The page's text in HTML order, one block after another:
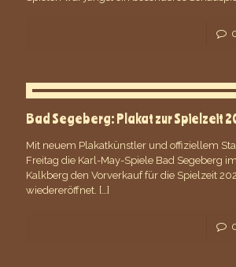
Bad Segeberg: Plakat zur Spielzeit
Mit neuem Plakatkünstler und offiziellem
Freitag die Karl-May-Spiele Bad Segeberg
Kalkberg den Vorverkauf für die Spielzeit
wiedereröffnet. […]